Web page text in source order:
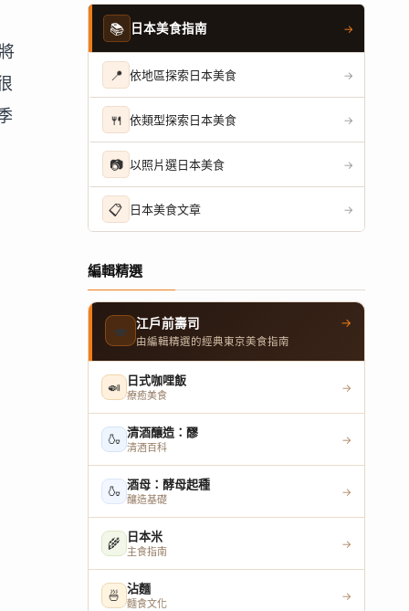
📚 日本美食指南 →
📍 依地區探索日本美食 →
🍴 依類型探索日本美食 →
📷 以照片選日本美食 →
📋 日本美食文章 →
編輯精選
🍣 江戶前壽司
由編輯精選的經典東京美食指南
→
🍛 日式咖哩飯
療癒美食
→
🍶 清酒釀造：醪
清酒百科
→
🍶 酒母：酵母起種
釀造基礎
→
🌾 日本米
主食指南
→
🍜 沾麵
麵食文化
→